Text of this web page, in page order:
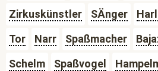
Zirkuskünstler
SÄnger
Tor
Narr Spaßmacher
Schelm
Spaßvogel